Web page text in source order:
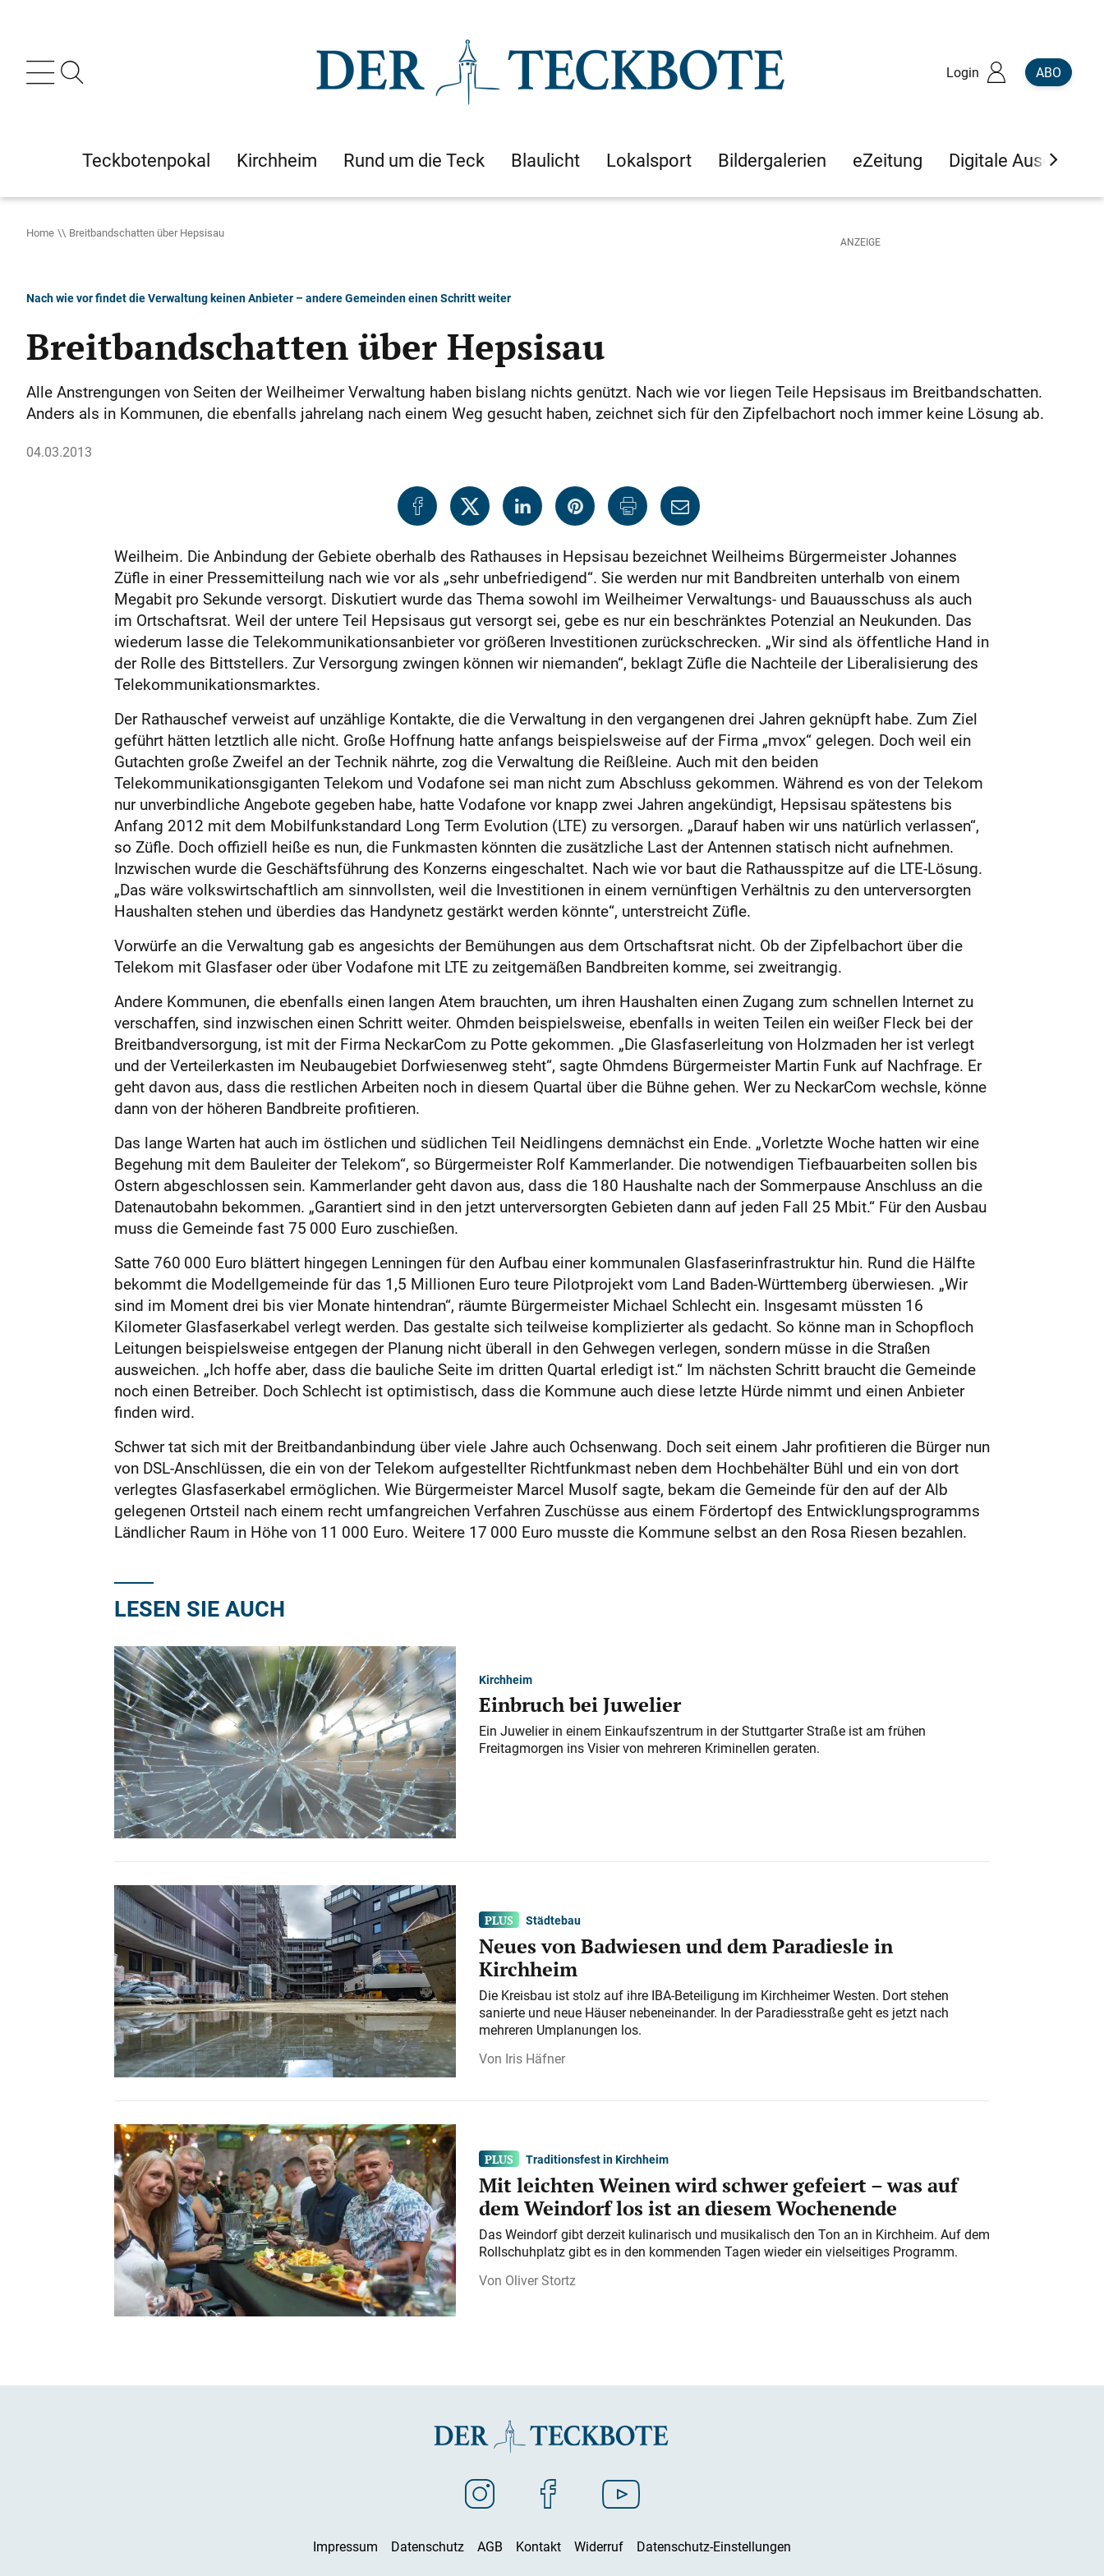
Login ABO
Teckbotenpokal Kirchheim Rund um die Teck Blaulicht Lokalsport Bildergalerien eZeitung Digitale Ausgaben
Home Breitbandschatten über Hepsisau
Nach wie vor findet die Verwaltung keinen Anbieter – andere Gemeinden einen Schritt weiter
Breitbandschatten über Hepsisau
Alle Anstrengungen von Seiten der Weilheimer Verwaltung haben bislang nichts genützt. Nach wie vor liegen Teile Hepsisaus im Breitbandschatten.
Anders als in Kommunen, die ebenfalls jahrelang nach einem Weg gesucht haben, zeichnet sich für den Zipfelbachort noch immer keine Lösung ab.
04.03.2013
Weilheim. Die Anbindung der Gebiete oberhalb des Rathauses in Hepsisau bezeichnet Weilheims Bürgermeister Johannes
Züfle in einer Pressemitteilung nach wie vor als „sehr unbefriedigend“. Sie werden nur mit Bandbreiten unterhalb von einem
Megabit pro Sekunde versorgt. Diskutiert wurde das Thema sowohl im Weilheimer Verwaltungs- und Bauausschuss als auch
im Ortschaftsrat. Weil der untere Teil Hepsisaus gut versorgt sei, gebe es nur ein beschränktes Potenzial an Neukunden. Das
wiederum lasse die Telekommunikationsanbieter vor größeren Investitionen zurückschrecken. „Wir sind als öffentliche Hand in
der Rolle des Bittstellers. Zur Versorgung zwingen können wir niemanden“, beklagt Züfle die Nachteile der Liberalisierung des
Telekommunikationsmarktes.
Der Rathauschef verweist auf unzählige Kontakte, die die Verwaltung in den vergangenen drei Jahren geknüpft habe. Zum Ziel
geführt hätten letztlich alle nicht. Große Hoffnung hatte anfangs beispielsweise auf der Firma „mvox“ gelegen. Doch weil ein
Gutachten große Zweifel an der Technik nährte, zog die Verwaltung die Reißleine. Auch mit den beiden
Telekommunikationsgiganten Telekom und Vodafone sei man nicht zum Abschluss gekommen. Während es von der Telekom
nur unverbindliche Angebote gegeben habe, hatte Vodafone vor knapp zwei Jahren angekündigt, Hepsisau spätestens bis
Anfang 2012 mit dem Mobilfunkstandard Long Term Evolution (LTE) zu versorgen. „Darauf haben wir uns natürlich verlassen“,
so Züfle. Doch offiziell heiße es nun, die Funkmasten könnten die zusätzliche Last der Antennen statisch nicht aufnehmen.
Inzwischen wurde die Geschäftsführung des Konzerns eingeschaltet. Nach wie vor baut die Rathausspitze auf die LTE-Lösung.
„Das wäre volkswirtschaftlich am sinnvollsten, weil die Investitionen in einem vernünftigen Verhältnis zu den unterversorgten
Haushalten stehen und überdies das Handynetz gestärkt werden könnte“, unterstreicht Züfle.
Vorwürfe an die Verwaltung gab es angesichts der Bemühungen aus dem Ortschaftsrat nicht. Ob der Zipfelbachort über die
Telekom mit Glasfaser oder über Vodafone mit LTE zu zeitgemäßen Bandbreiten komme, sei zweitrangig.
Andere Kommunen, die ebenfalls einen langen Atem brauchten, um ihren Haushalten einen Zugang zum schnellen Internet zu
verschaffen, sind inzwischen einen Schritt weiter. Ohmden beispielsweise, ebenfalls in weiten Teilen ein weißer Fleck bei der
Breitbandversorgung, ist mit der Firma NeckarCom zu Potte gekommen. „Die Glasfaserleitung von Holzmaden her ist verlegt
und der Verteilerkasten im Neubaugebiet Dorfwiesenweg steht“, sagte Ohmdens Bürgermeister Martin Funk auf Nachfrage. Er
geht davon aus, dass die restlichen Arbeiten noch in diesem Quartal über die Bühne gehen. Wer zu NeckarCom wechsle, könne
dann von der höheren Bandbreite profitieren.
Das lange Warten hat auch im östlichen und südlichen Teil Neidlingens demnächst ein Ende. „Vorletzte Woche hatten wir eine
Begehung mit dem Bauleiter der Telekom“, so Bürgermeister Rolf Kammerlander. Die notwendigen Tiefbauarbeiten sollen bis
Ostern abgeschlossen sein. Kammerlander geht davon aus, dass die 180 Haushalte nach der Sommerpause Anschluss an die
Datenautobahn bekommen. „Garantiert sind in den jetzt unterversorgten Gebieten dann auf jeden Fall 25 Mbit.“ Für den Ausbau
muss die Gemeinde fast 75 000 Euro zuschießen.
Satte 760 000 Euro blättert hingegen Lenningen für den Aufbau einer kommunalen Glasfaserinfrastruktur hin. Rund die Hälfte
bekommt die Modellgemeinde für das 1,5 Millionen Euro teure Pilotprojekt vom Land Baden-Württemberg überwiesen. „Wir
sind im Moment drei bis vier Monate hintendran“, räumte Bürgermeister Michael Schlecht ein. Insgesamt müssten 16
Kilometer Glasfaserkabel verlegt werden. Das gestalte sich teilweise komplizierter als gedacht. So könne man in Schopfloch
Leitungen beispielsweise entgegen der Planung nicht überall in den Gehwegen verlegen, sondern müsse in die Straßen
ausweichen. „Ich hoffe aber, dass die bauliche Seite im dritten Quartal erledigt ist.“ Im nächsten Schritt braucht die Gemeinde
noch einen Betreiber. Doch Schlecht ist optimistisch, dass die Kommune auch diese letzte Hürde nimmt und einen Anbieter
finden wird.
Schwer tat sich mit der Breitbandanbindung über viele Jahre auch Ochsenwang. Doch seit einem Jahr profitieren die Bürger nun
von DSL-Anschlüssen, die ein von der Telekom aufgestellter Richtfunkmast neben dem Hochbehälter Bühl und ein von dort
verlegtes Glasfaserkabel ermöglichen. Wie Bürgermeister Marcel Musolf sagte, bekam die Gemeinde für den auf der Alb
gelegenen Ortsteil nach einem recht umfangreichen Verfahren Zuschüsse aus einem Fördertopf des Entwicklungsprogramms
Ländlicher Raum in Höhe von 11 000 Euro. Weitere 17 000 Euro musste die Kommune selbst an den Rosa Riesen bezahlen.
LESEN SIE AUCH
Kirchheim
Einbruch bei Juwelier
Ein Juwelier in einem Einkaufszentrum in der Stuttgarter Straße ist am frühen
Freitagmorgen ins Visier von mehreren Kriminellen geraten.
Städtebau
Neues von Badwiesen und dem Paradiesle in
Kirchheim
Die Kreisbau ist stolz auf ihre IBA-Beteiligung im Kirchheimer Westen. Dort stehen
sanierte und neue Häuser nebeneinander. In der Paradiesstraße geht es jetzt nach
mehreren Umplanungen los.
Iris Häfner
Traditionsfest in Kirchheim
Mit leichten Weinen wird schwer gefeiert – was auf
dem Weindorf los ist an diesem Wochenende
Das Weindorf gibt derzeit kulinarisch und musikalisch den Ton an in Kirchheim. Auf dem
Rollschuhplatz gibt es in den kommenden Tagen wieder ein vielseitiges Programm.
Oliver Stortz
Impressum Datenschutz AGB Kontakt Widerruf Datenschutz-Einstellungen